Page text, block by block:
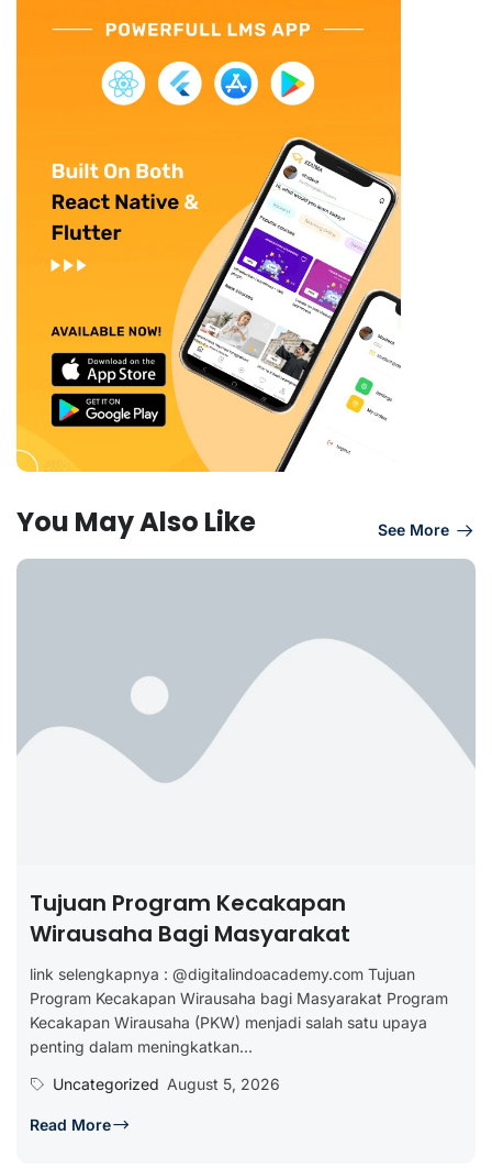
You May Also Like See More
Tujuan Program Kecakapan
Wirausaha Bagi Masyarakat
link selengkapnya : @digitalindoacademy.com Tujuan
Program Kecakapan Wirausaha bagi Masyarakat Program
Kecakapan Wirausaha (PKW) menjadi salah satu upaya
penting dalam meningkatkan...
Uncategorized August 5, 2026
Read More